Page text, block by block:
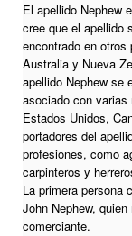
El apellido Nephew
cree que el apellido
encontrado en
Australia y Nueva
apellido Nephew se
asociado con
Estados Unidos,
portadores del
profesiones, como
carpinteros y
La primera persona
John Nephew,
comerciante.